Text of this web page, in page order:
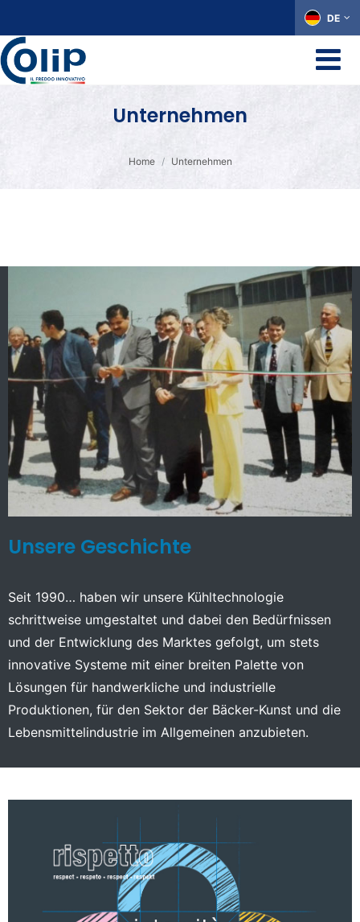
DE
Unternehmen
Home Unternehmen
Unsere Geschichte
Seit 1990… haben wir unsere Kühltechnologie
schrittweise umgestaltet und dabei den Bedürfnissen
und der Entwicklung des Marktes gefolgt, um stets
innovative Systeme mit einer breiten Palette von
Lösungen für handwerkliche und industrielle
Produktionen, für den Sektor der Bäcker-Kunst und die
Lebensmittelindustrie im Allgemeinen anzubieten.